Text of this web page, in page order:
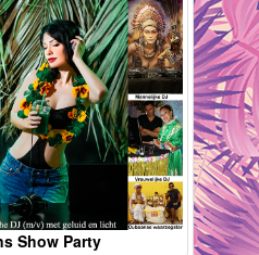
Show Party